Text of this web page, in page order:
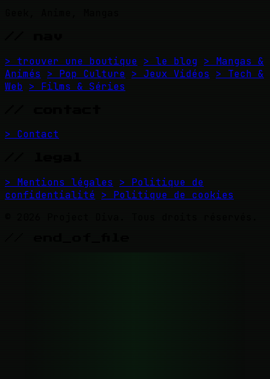
> trouver une boutique > le blog > Mangas &
Animés
> Pop Culture > Jeux Vidéos
> Tech &
Web > Films & Séries
> Contact
> Mentions légales
> Politique de
confidentialité > Politique de cookies